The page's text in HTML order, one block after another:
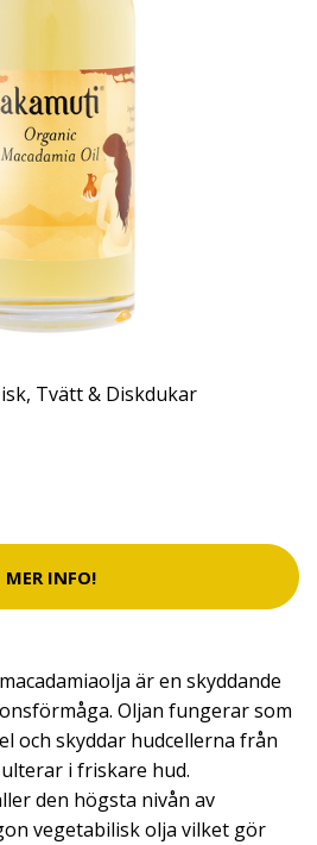
, Tvätt & Diskdukar
MER INFO!
är en skyddande
Oljan fungerar som
och skyddar hudcellerna från
i friskare hud.
den högsta nivån av
vegetabilisk olja vilket gör